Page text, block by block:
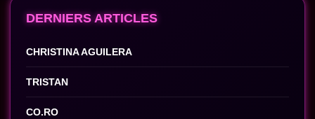
DERNIERS ARTICLES
CHRISTINA AGUILERA
TRISTAN
CO.RO